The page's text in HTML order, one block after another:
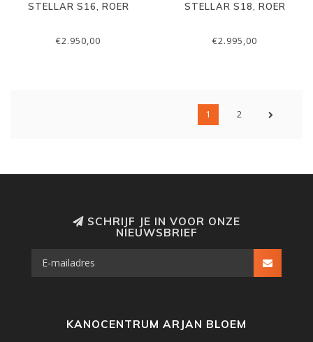
STELLAR S16, ROER
€2.950,00
STELLAR S18, ROER
€2.995,00
1 2
SCHRIJF JE IN VOOR ONZE
NIEUWSBRIEF
KANOCENTRUM ARJAN BLOEM